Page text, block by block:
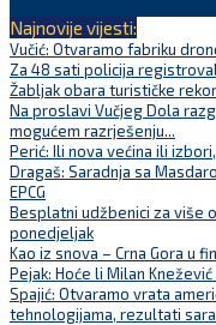
Najnovije vijesti:
Vučić: Otvaramo fabriku
Za 48 sati policija
Žabljak obara turističke
Na proslavi Vučjeg Dola
mogućem razrješenju...
Perić: Ili nova većina ili
Dragaš: Saradnja sa
EPCG
Besplatni udžbenici za više
ponedjeljak
Kao iz snova – Crna Gora u
Pejak: Hoće li Milan
Spajić: Otvaramo vrata
tehnologijama, rezultati